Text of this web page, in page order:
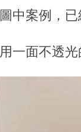
圖中案例，
用一面不透光